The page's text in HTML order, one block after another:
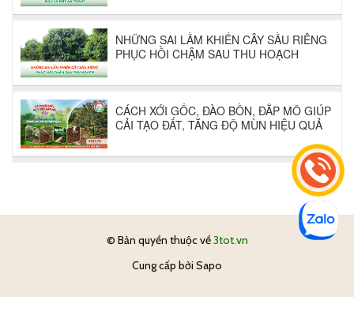
© Bản quyền thuộc về3tot.vn
Cung cấp bởi Sapo